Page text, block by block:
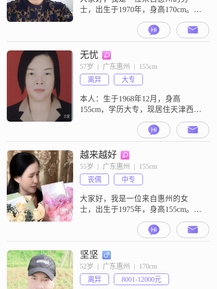
士，出生于1970年，身高170cm。我
在惠州有着稳定的工作，月收入在
12001到20000元之间。我的学历是
大专，在学习和工作中积累了不少
经验。我觉得自己是一个乐观积极
的人，面对生活中的各种挑战，总
能保持积极的态度去应对。我也很
有耐心，能够包容他人的不足，不
会轻易发脾气。性格随和，容易相
处
无忧
57岁  |  广东惠州  |  155cm
离异
大专
本人：生于1968年12月，身高
155cm，学历大专，现居住天津西青
区杨柳青镇，已退休，现领退休工
资3080元。希望能遇到彼此欣赏的
有缘人。
越来越好
55岁  |  广东惠州  |  155cm
丧偶
中专
大家好，我是一位来自惠州的女
士，出生于1975年，身高155cm。我
在惠州有着稳定的工作，月收入在
5000到8000元之间。虽然我的学历
是高中及以下，但我一直保持着真
诚可靠的态度，在生活和工作中不
断学习和成长。我非常注重健康管
理，认为健康的身体是幸福生活的
基础。我性格细腻敏感，善解人
坚坚
52岁  |  广东惠州  |  170cm
离异
8001-12000元